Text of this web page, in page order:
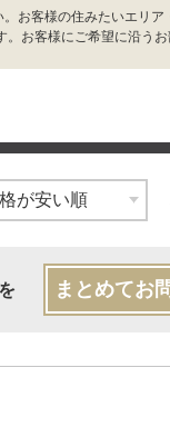
客様の住みたいエリ
お客様にご希望に沿う
まとめてお